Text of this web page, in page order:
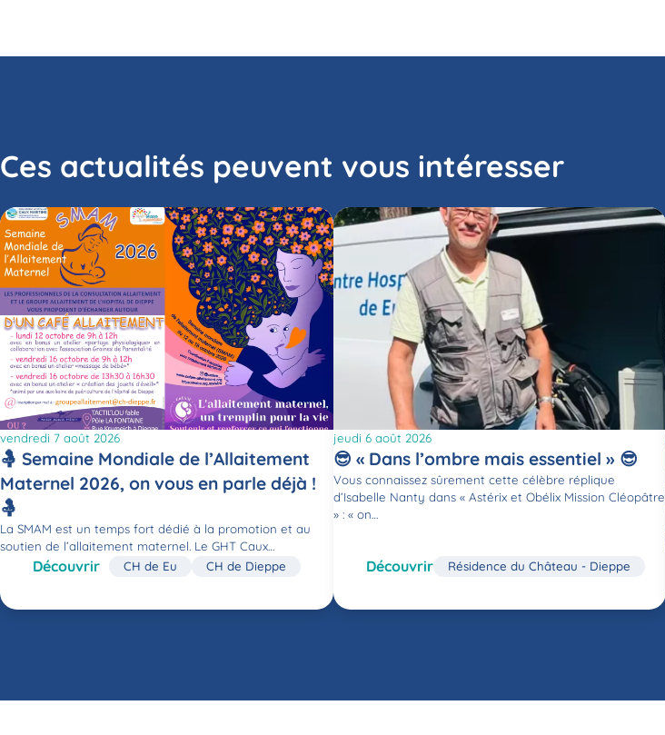
Ces actualités peuvent vous intéresser
vendredi 7 août 2026
🤱 Semaine Mondiale de l’Allaitement
Maternel 2026, on vous en parle déjà !
🤱
La SMAM est un temps fort dédié à la promotion et au
soutien de l’allaitement maternel. Le GHT Caux…
Découvrir CH de Dieppe
CH de Eu
jeudi 6 août 2026
😎 « Dans l’ombre mais essentiel » 😎
Vous connaissez sûrement cette célèbre réplique
d’Isabelle Nanty dans « Astérix et Obélix Mission Cléopâtre
» : « on…
Découvrir Résidence du Château - Dieppe